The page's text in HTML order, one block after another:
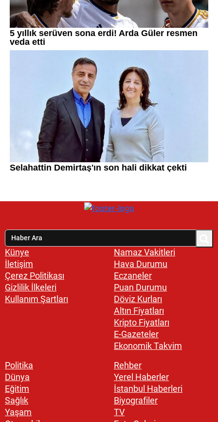
Künye
İletişim
Çerez Politikası
Gizlilik İlkeleri
Kullanım Şartları
Namaz Vakitleri
Hava Durumu
Eczaneler
Puan Durumu
Döviz Kurları
Altın Fiyatları
Kripto Fiyatları
E-Gazeteler
Ekonomik Takvim
Politika
Dünya
Eğitim
Sağlık
Yaşam
Rehber
Yerel Haberler
İstanbul Haberleri
Biyografiler
TV